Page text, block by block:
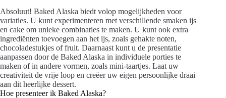
Absoluut! Baked Alaska biedt volop mogelijkheden voor
variaties. U kunt experimenteren met verschillende smaken ijs
en cake om unieke combinaties te maken. U kunt ook extra
ingrediënten toevoegen aan het ijs, zoals gehakte noten,
chocoladestukjes of fruit. Daarnaast kunt u de presentatie
aanpassen door de Baked Alaska in individuele porties te
maken of in andere vormen, zoals mini-taartjes. Laat uw
creativiteit de vrije loop en creëer uw eigen persoonlijke draai
aan dit heerlijke dessert.
Hoe presenteer ik Baked Alaska?